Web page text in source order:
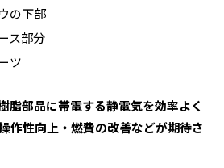
の下部
ス部分
ツ
脂部品に帯電する静電気を効率よく
作性向上・燃費の改善などが期待さ